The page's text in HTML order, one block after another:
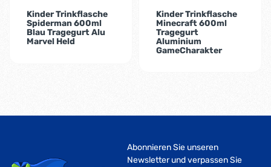
Kinder Trinkflasche
Spiderman 600ml
Blau Tragegurt Alu
Marvel Held
Kinder Trinkflasche
Minecraft 600ml
Tragegurt
Aluminium
GameCharakter
Abonnieren Sie unseren
Newsletter und verpassen Sie